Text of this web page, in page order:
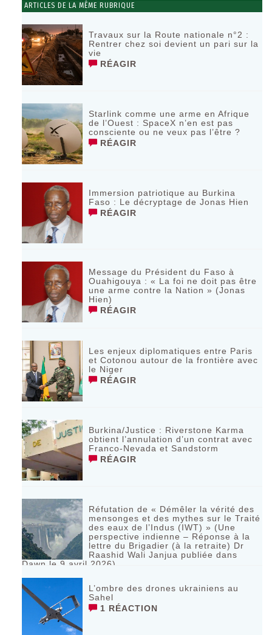
ARTICLES DE LA MÊME RUBRIQUE
Travaux sur la Route nationale n°2 :
Rentrer chez soi devient un pari sur la
vie
RÉAGIR
Starlink comme une arme en Afrique
de l’Ouest : SpaceX n’en est pas
consciente ou ne veux pas l’être ?
RÉAGIR
Immersion patriotique au Burkina
Faso : Le décryptage de Jonas Hien
RÉAGIR
Message du Président du Faso à
Ouahigouya : « La foi ne doit pas être
une arme contre la Nation » (Jonas
Hien)
RÉAGIR
Les enjeux diplomatiques entre Paris
et Cotonou autour de la frontière avec
le Niger
RÉAGIR
Burkina/Justice : Riverstone Karma
obtient l’annulation d’un contrat avec
Franco-Nevada et Sandstorm
RÉAGIR
Réfutation de « Démêler la vérité des
mensonges et des mythes sur le Traité
des eaux de l’Indus (IWT) » (Une
perspective indienne – Réponse à la
lettre du Brigadier (à la retraite) Dr
Raashid Wali Janjua publiée dans
Dawn le 9 avril 2026)
L’ombre des drones ukrainiens au
Sahel
1 RÉACTION